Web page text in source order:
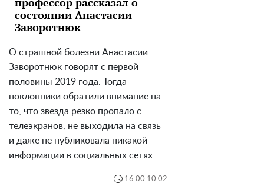
состоянии Анастасии
Заворотнюк
О страшной болезни Анастасии
Заворотнюк говорят с первой
половины 2019 года. Тогда
поклонники обратили внимание на
то, что звезда резко пропало с
телеэкранов, не выходила на связь
и даже не публиковала никакой
информации в социальных сетях
16:00 10.02